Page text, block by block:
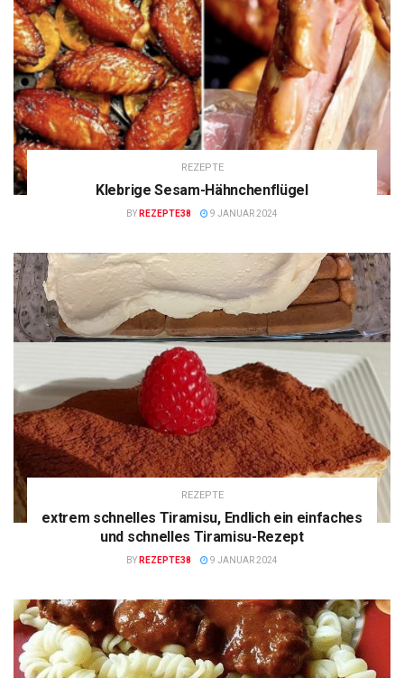
REZEPTE
Klebrige Sesam-Hähnchenflügel
BY REZEPTE38 9 JANUAR 2024
REZEPTE
extrem schnelles Tiramisu, Endlich ein einfaches
und schnelles Tiramisu-Rezept
BY REZEPTE38 9 JANUAR 2024